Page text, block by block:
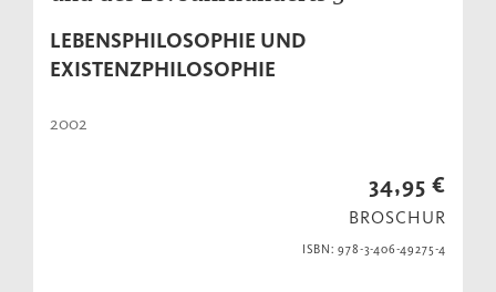
LEBENSPHILOSOPHIE UND
EXISTENZPHILOSOPHIE
2002
34,95 €
BROSCHUR
ISBN: 978-3-406-49275-4